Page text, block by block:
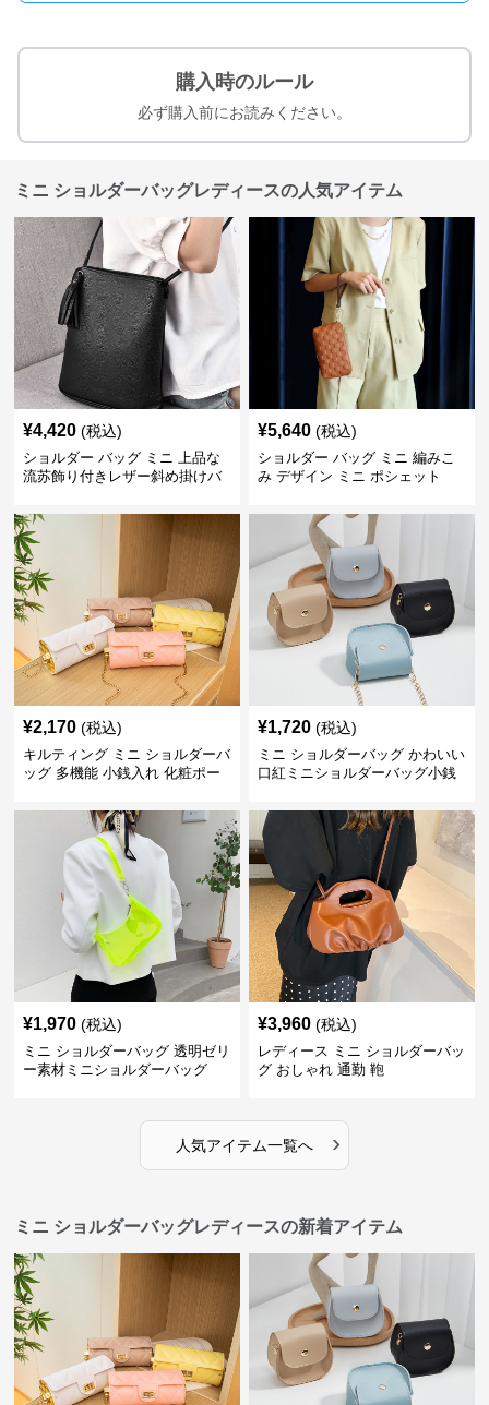
購入時のルール
必ず購入前にお読みください。
ミニ ショルダーバッグレディースの人気アイテム
¥4,420 (税込)
ショルダー バッグ ミニ 上品な
流苏飾り付きレザー斜め掛けバ
¥5,640 (税込)
ショルダー バッグ ミニ 編みこ
み デザイン ミニ ポシェット
¥2,170 (税込)
キルティング ミニ ショルダーバ
ッグ 多機能 小銭入れ 化粧ポー
¥1,720 (税込)
ミニ ショルダーバッグ かわいい
口紅ミニショルダーバッグ小銭
¥1,970 (税込)
ミニ ショルダーバッグ 透明ゼリ
ー素材ミニショルダーバッグ
¥3,960 (税込)
レディース ミニ ショルダーバッ
グ おしゃれ 通勤 鞄
人気アイテム一覧へ ›
ミニ ショルダーバッグレディースの新着アイテム